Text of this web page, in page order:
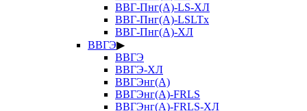
ВВГ-Пнг(А)-LS-ХЛ
ВВГ-Пнг(А)-LSLTx
ВВГ-Пнг(А)-ХЛ
ВВГЭ▶
ВВГЭ
ВВГЭ-ХЛ
ВВГЭнг(А)
ВВГЭнг(А)-FRLS
ВВГЭнг(А)-FRLS-ХЛ